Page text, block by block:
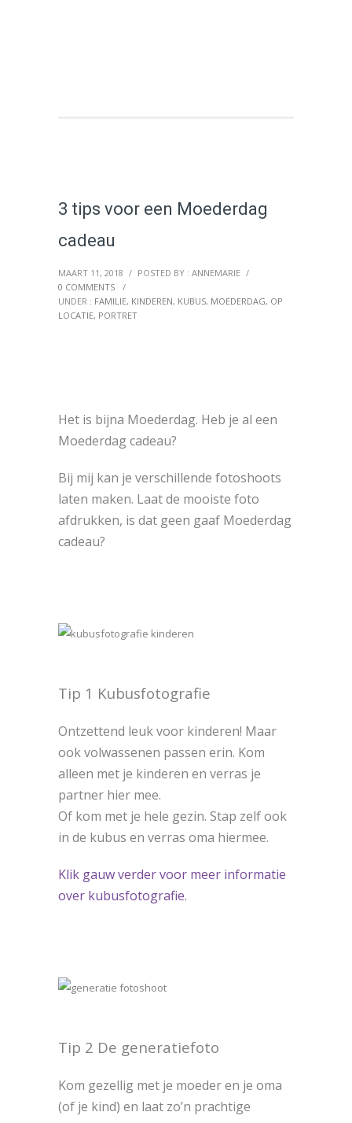
3 tips voor een Moederdag
cadeau
MAART 11, 2018 / POSTED BY : ANNEMARIE /
0 COMMENTS
/
UNDER : FAMILIE, KINDEREN, KUBUS, MOEDERDAG, OP
LOCATIE, PORTRET
Het is bijna Moederdag. Heb je al een
Moederdag cadeau?
Bij mij kan je verschillende fotoshoots
laten maken. Laat de mooiste foto
afdrukken, is dat geen gaaf Moederdag
cadeau?
Tip 1 Kubusfotografie
Ontzettend leuk voor kinderen! Maar
ook volwassenen passen erin. Kom
alleen met je kinderen en verras je
partner hier mee.
Of kom met je hele gezin. Stap zelf ook
in de kubus en verras oma hiermee.
Klik gauw verder voor meer informatie
over kubusfotografie.
Tip 2 De generatiefoto
Kom gezellig met je moeder en je oma
(of je kind) en laat zo’n prachtige